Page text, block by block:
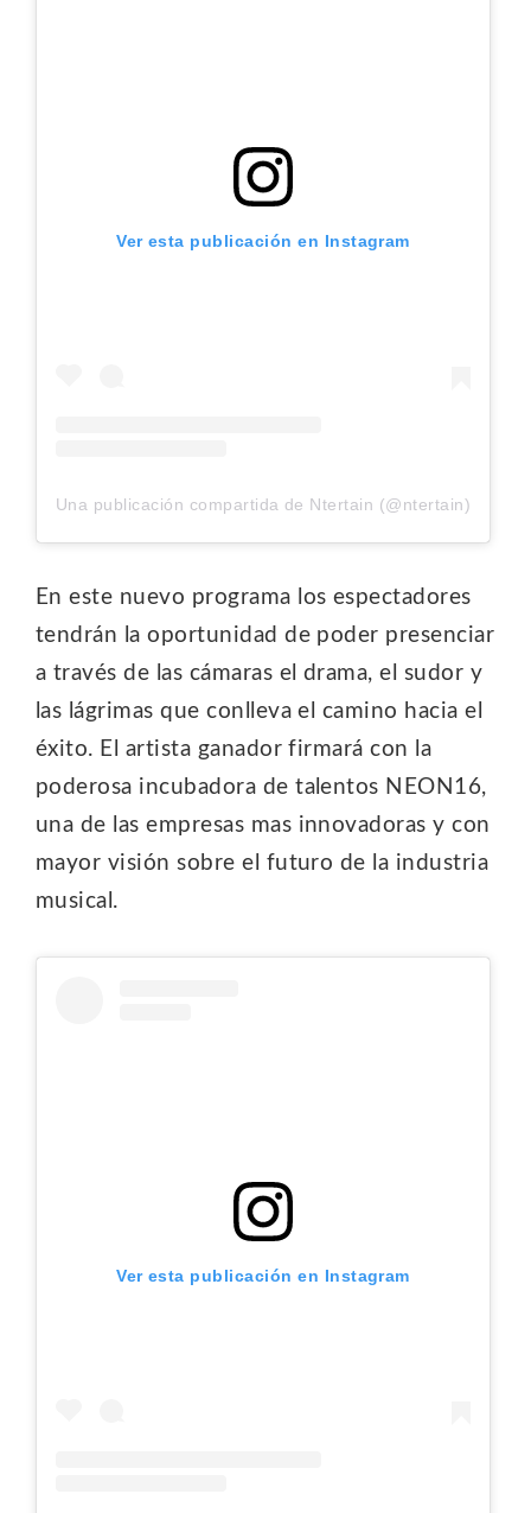
Ver esta publicación en Instagram
Una publicación compartida de Ntertain (@ntertain)
En este nuevo programa los espectadores
tendrán la oportunidad de poder presenciar
a través de las cámaras el drama, el sudor y
las lágrimas que conlleva el camino hacia el
éxito. El artista ganador firmará con la
poderosa incubadora de talentos NEON16,
una de las empresas mas innovadoras y con
mayor visión sobre el futuro de la industria
musical.
Ver esta publicación en Instagram